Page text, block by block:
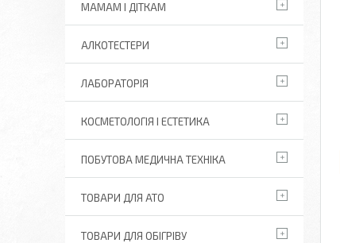
МАМАМ І ДІТКАМ
АЛКОТЕСТЕРИ
ЛАБОРАТОРІЯ
КОСМЕТОЛОГІЯ І ЕСТЕТИКА
ПОБУТОВА МЕДИЧНА ТЕХНІКА
ТОВАРИ ДЛЯ АТО
ТОВАРИ ДЛЯ ОБІГРІВУ